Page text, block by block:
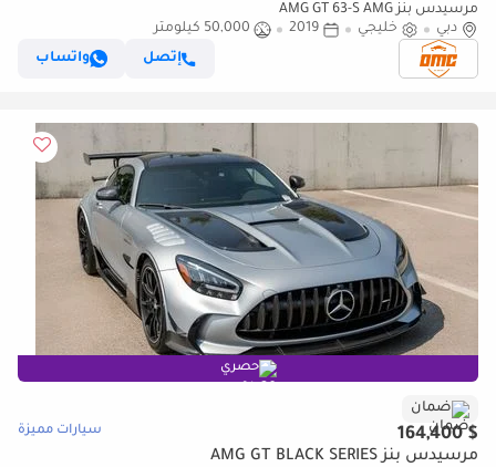
مرسيدس بنز AMG GT 63-S AMG
دبي
خليجي 2019
50,000 كيلومتر
إتصل
واتساب
حصري
ضمان
$ 164,400 سيارات مميزة
مرسيدس بنز AMG GT BLACK SERIES